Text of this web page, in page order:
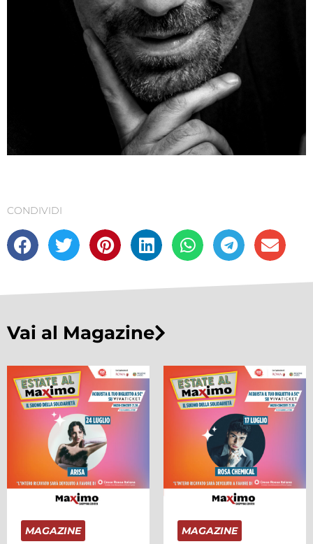
CONDIVIDI
Vai al Magazine
MAGAZINE MAGAZINE